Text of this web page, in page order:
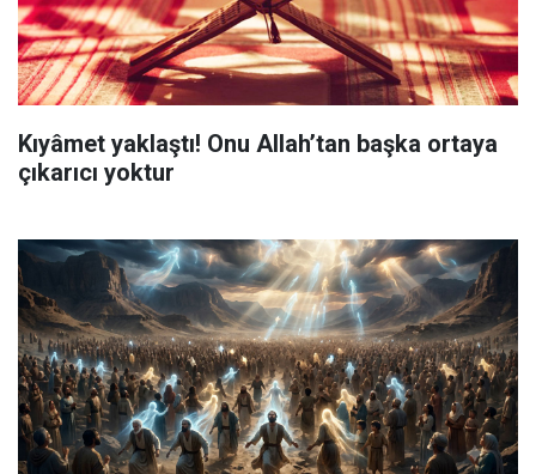
Kıyâmet yaklaştı! Onu Allah’tan başka ortaya
çıkarıcı yoktur